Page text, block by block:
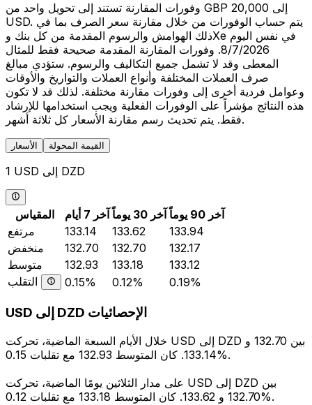
وفورات المقارنة تستند إلى تحويل واحد من GBP 20,000 إلى
USD. يتم حساب الوفورات من خلال مقارنة سعر الصرف بما في
ذلك الهوامش والرسوم المقدمة من كل بنك وXe في نفس اليوم
8/7/2026. وفورات المقارنة المقدمة صحيحة فقط للمثال
المعطى وقد لا تشمل جميع التكاليف والرسوم. ستؤدي مبالغ
صرف العملات المختلفة وأنواع العملات والتواريخ والأوقات
وعوامل فردية أخرى إلى وفورات مقارنة مختلفة. لذلك قد لا تكون
هذه النتائج مؤشراً على الوفورات الفعلية ويجب استخدامها للإرشاد
فقط. يتم تحديث رسم مقارنة الأسعار كل ثلاثة أشهر.
الأسعار القيمة المحولة
1 USD إلى DZD
المقياس آخر 7 أيام آخر 30 يوماً
آخر 90 يوماً
مرتفع
133.14 133.62
133.94
منخفض
132.70 132.70
132.17
متوسط
132.93 133.18
133.12
التقلب
0.15% 0.12% 0.19%
USD إلى DZD الإحصائيات
خلال الأيام السبعة الماضية، تحركت USD إلى DZD بين 132.70 و
133.14. كان المتوسط 132.93 مع تقلبات 0.15%.
على مدار الثلاثين يومًا الماضية، تحركت USD إلى DZD بين
132.70 و 133.62. كان المتوسط 133.18 مع تقلبات 0.12%.